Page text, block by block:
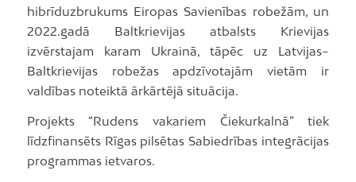
hibrīduzbrukums Eiropas Savienības robežām, un
2022.gadā Baltkrievijas atbalsts Krievijas
izvērstajam karam Ukrainā, tāpēc uz Latvijas–
Baltkrievijas robežas apdzīvotajām vietām ir
valdības noteiktā ārkārtējā situācija.
Projekts “Rudens vakariem Čiekurkalnā” tiek
līdzfinansēts Rīgas pilsētas Sabiedrības integrācijas
programmas ietvaros.